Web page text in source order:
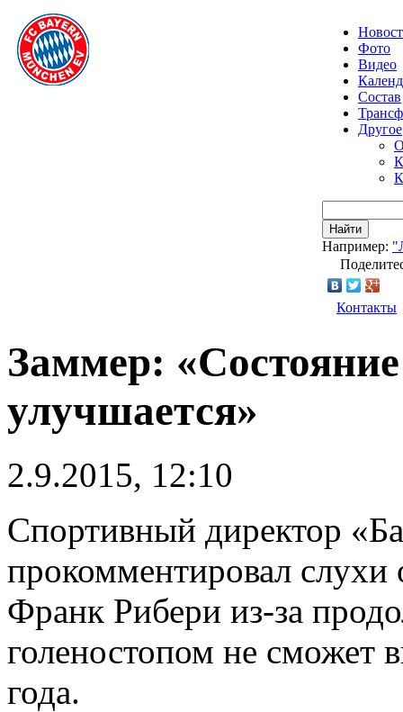
Фото
Видео
Состав
Другое
Найти
Например:
Контакты
Заммер:
улучшается»
2.9.2015, 12:10
Спортивный директор
прокомментировал слухи
Франк Рибери из-за
голеностопом не сможет
года.